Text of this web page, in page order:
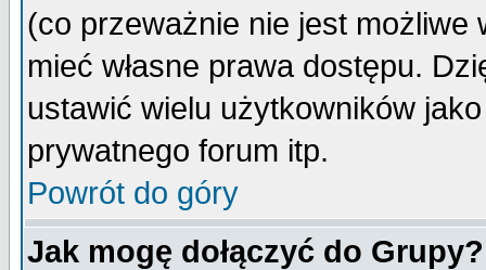
(co przeważnie nie jest
mieć własne prawa dostępu.
ustawić wielu użytkowników
prywatnego forum itp.
Powrót do góry
Jak mogę dołączyć do Grupy?